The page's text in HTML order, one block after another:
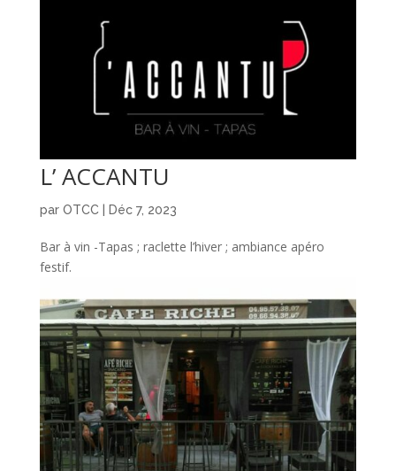
L’ ACCANTU
par OTCC| Déc 7, 2023
Bar à vin -Tapas ; raclette l’hiver ; ambiance apéro
festif.